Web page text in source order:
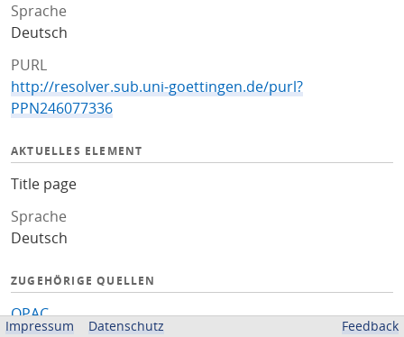
Sprache
Deutsch
PURL
http://resolver.sub.uni-goettingen.de/purl?
PPN246077336
AKTUELLES ELEMENT
Title page
Sprache
Deutsch
ZUGEHÖRIGE QUELLEN
OPAC
Impressum Datenschutz Feedback